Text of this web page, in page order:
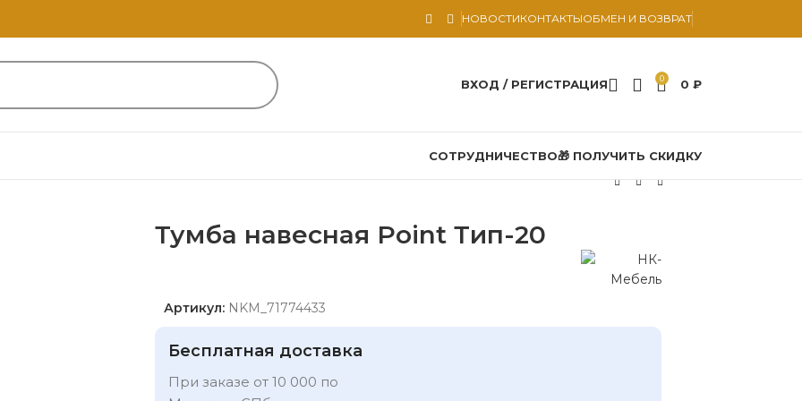
НОВОСТИКОНТАКТЫОБМЕН И ВОЗВРАТ
ВХОД / РЕГИСТРАЦИЯ 0 0 ₽
СОТРУДНИЧЕСТВО🎁 ПОЛУЧИТЬ СКИДКУ
Тумба навесная Point Тип-20
Артикул: NKM_71774433
Бесплатная доставка
При заказе от 10 000 по